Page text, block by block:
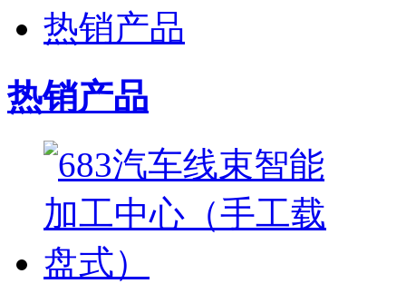
热销产品
热销产品